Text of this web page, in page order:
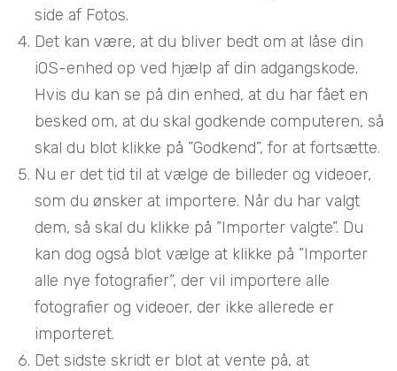
side af Fotos.
Det kan være, at du bliver bedt om at låse din
iOS-enhed op ved hjælp af din adgangskode.
Hvis du kan se på din enhed, at du har fået en
besked om, at du skal godkende computeren, så
skal du blot klikke på ”Godkend”, for at fortsætte.
Nu er det tid til at vælge de billeder og videoer,
som du ønsker at importere. Når du har valgt
dem, så skal du klikke på ”Importer valgte”. Du
kan dog også blot vælge at klikke på ”Importer
alle nye fotografier”, der vil importere alle
fotografier og videoer, der ikke allerede er
importeret.
Det sidste skridt er blot at vente på, at